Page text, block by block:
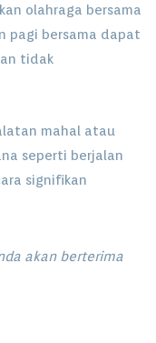
olahraga bersama
pagi bersama dapat
tidak
mahal atau
seperti berjalan
signifikan
akan berterima